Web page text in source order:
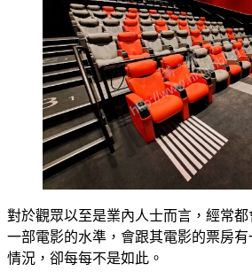
對於觀眾以至是業內人士而言，經常
一部電影的水準，會跟其電影的票房
情況，卻每每不是如此。